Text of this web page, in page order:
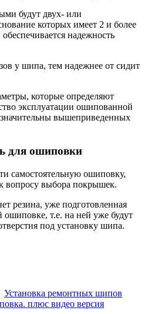
будут двух- или
которых имеет 2 и более
надежность
у шипа, тем надежнее от сидит
которые определяют
эксплуатации ошипованной
вышеприведенных
для ошиповки
самостоятельную ошиповку,
вопросу выбора покрышек.
резина, уже подготовленная
ошиповке, т.е. на ней уже будут
под установку шипа.
Установка ремонтных шипов
плюс видео версия